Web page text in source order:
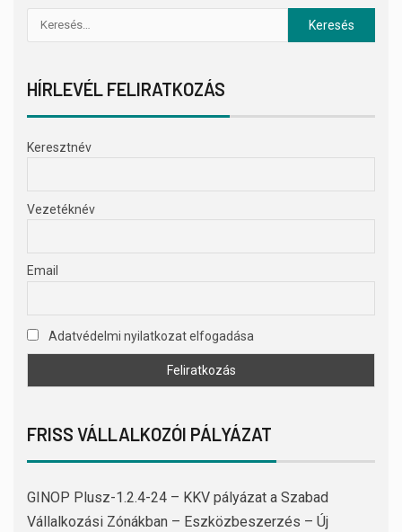
HÍRLEVÉL FELIRATKOZÁS
Keresztnév
Vezetéknév
Email
Adatvédelmi nyilatkozat elfogadása
FRISS VÁLLALKOZÓI PÁLYÁZAT
GINOP Plusz-1.2.4-24 – KKV pályázat a Szabad
Vállalkozási Zónákban – Eszközbeszerzés – Új